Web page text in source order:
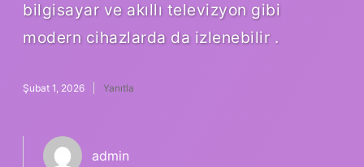
bilgisayar ve akıllı televizyon gibi
modern cihazlarda da izlenebilir .
Şubat 1, 2026 Yanıtla
admin